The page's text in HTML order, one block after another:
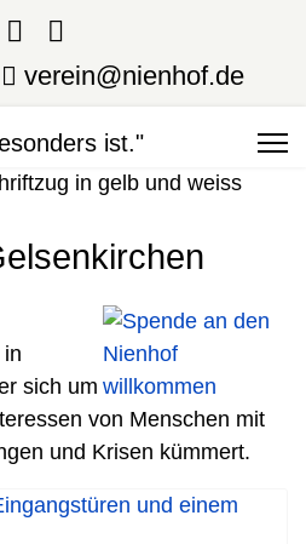
verein@nienhof.de
ist."
sich um
von Menschen mit
und Krisen kümmert.